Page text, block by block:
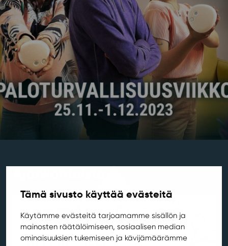
Tämä sivusto käyttää evästeitä
Käytämme evästeitä tarjoamamme sisällön ja
mainosten räätälöimiseen, sosiaalisen median
ominaisuuksien tukemiseen ja kävijämäärämme